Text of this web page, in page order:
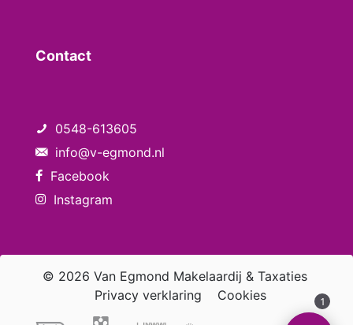
Contact
0548-613605
info@v-egmond.nl
Facebook
Instagram
© 2026 Van Egmond Makelaardij & Taxaties
Privacy verklaring
Cookies 1